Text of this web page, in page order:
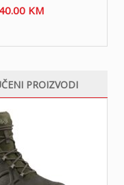
KM
PROIZVODI